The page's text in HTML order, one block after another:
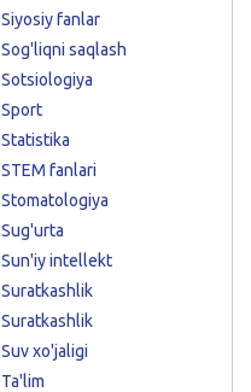
Siyosiy fanlar
Sog'liqni saqlash
Sotsiologiya
Sport
Statistika
STEM fanlari
Stomatologiya
Sug'urta
Sun'iy intellekt
Suratkashlik
Suratkashlik
Suv xo'jaligi
Ta'lim